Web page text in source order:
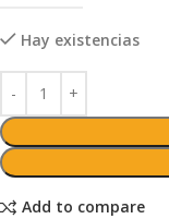
Hay existencias
Add to compare